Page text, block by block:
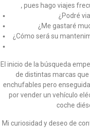
, pues hago viajes
¿Podré
¿Me gastaré
¿Cómo será su
El inicio de la búsqueda
de distintas marcas
enchufables pero
por vender un vehículo
coche
Mi curiosidad y deseo de